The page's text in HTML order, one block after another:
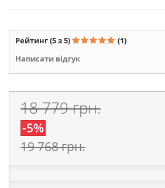
Рейтинг(5 з 5)
(1)
Написати відгук
18 779 грн.
-5%
19 768 грн.